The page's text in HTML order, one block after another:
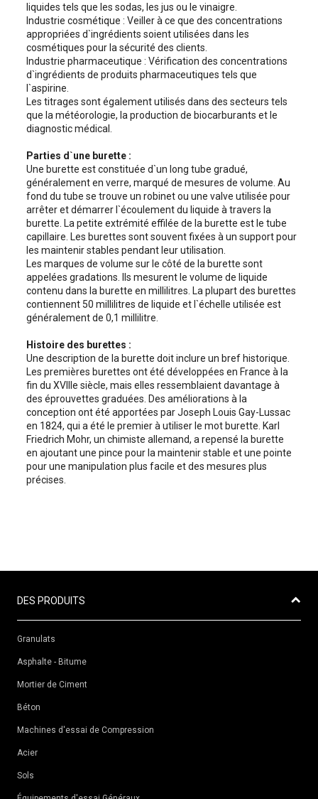
liquides tels que les sodas, les jus ou le vinaigre.
Industrie cosmétique : Veiller à ce que des concentrations
appropriées d`ingrédients soient utilisées dans les
cosmétiques pour la sécurité des clients.
Industrie pharmaceutique : Vérification des concentrations
d`ingrédients de produits pharmaceutiques tels que
l`aspirine.
Les titrages sont également utilisés dans des secteurs tels
que la météorologie, la production de biocarburants et le
diagnostic médical.
Parties d`une burette :
Une burette est constituée d`un long tube gradué,
généralement en verre, marqué de mesures de volume. Au
fond du tube se trouve un robinet ou une valve utilisée pour
arrêter et démarrer l`écoulement du liquide à travers la
burette. La petite extrémité effilée de la burette est le tube
capillaire. Les burettes sont souvent fixées à un support pour
les maintenir stables pendant leur utilisation.
Les marques de volume sur le côté de la burette sont
appelées gradations. Ils mesurent le volume de liquide
contenu dans la burette en millilitres. La plupart des burettes
contiennent 50 millilitres de liquide et l`échelle utilisée est
généralement de 0,1 millilitre.
Histoire des burettes :
Une description de la burette doit inclure un bref historique.
Les premières burettes ont été développées en France à la
fin du XVIIIe siècle, mais elles ressemblaient davantage à
des éprouvettes graduées. Des améliorations à la
conception ont été apportées par Joseph Louis Gay-Lussac
en 1824, qui a été le premier à utiliser le mot burette. Karl
Friedrich Mohr, un chimiste allemand, a repensé la burette
en ajoutant une pince pour la maintenir stable et une pointe
pour une manipulation plus facile et des mesures plus
précises.
DES PRODUITS
Granulats
Asphalte - Bitume
Mortier de Ciment
Béton
Machines d'essai de Compression
Acier
Sols